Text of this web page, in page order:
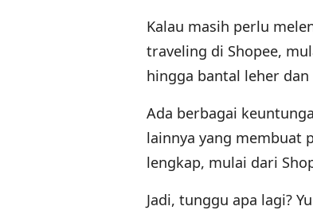
Kalau masih perlu
traveling di Shopee,
hingga bantal leher
Ada berbagai
lainnya yang membuat
lengkap, mulai dari
Jadi, tunggu apa lagi?